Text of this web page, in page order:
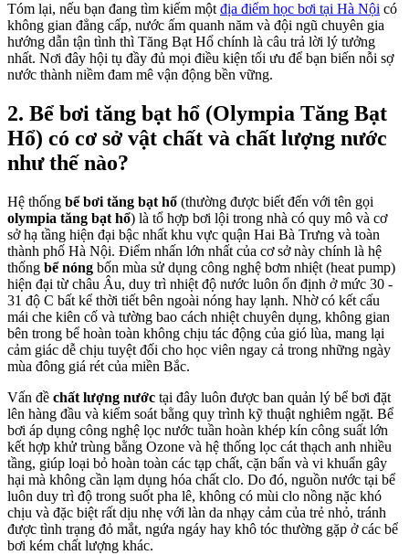
Tóm lại, nếu bạn đang tìm kiếm một địa điểm học bơi tại Hà Nội có
không gian đẳng cấp, nước ấm quanh năm và đội ngũ chuyên gia
hướng dẫn tận tình thì Tăng Bạt Hổ chính là câu trả lời lý tưởng
nhất. Nơi đây hội tụ đầy đủ mọi điều kiện tối ưu để bạn biến nỗi sợ
nước thành niềm đam mê vận động bền vững.
2. Bể bơi tăng bạt hổ (Olympia Tăng Bạt
Hổ) có cơ sở vật chất và chất lượng nước
như thế nào?
Hệ thống bể bơi tăng bạt hổ (thường được biết đến với tên gọi
olympia tăng bạt hổ) là tổ hợp bơi lội trong nhà có quy mô và cơ
sở hạ tầng hiện đại bậc nhất khu vực quận Hai Bà Trưng và toàn
thành phố Hà Nội. Điểm nhấn lớn nhất của cơ sở này chính là hệ
thống bể nóng bốn mùa sử dụng công nghệ bơm nhiệt (heat pump)
hiện đại từ châu Âu, duy trì nhiệt độ nước luôn ổn định ở mức 30 -
31 độ C bất kể thời tiết bên ngoài nóng hay lạnh. Nhờ có kết cấu
mái che kiên cố và tường bao cách nhiệt chuyên dụng, không gian
bên trong bể hoàn toàn không chịu tác động của gió lùa, mang lại
cảm giác dễ chịu tuyệt đối cho học viên ngay cả trong những ngày
mùa đông giá rét của miền Bắc.
Vấn đề chất lượng nước tại đây luôn được ban quản lý bể bơi đặt
lên hàng đầu và kiểm soát bằng quy trình kỹ thuật nghiêm ngặt. Bể
bơi áp dụng công nghệ lọc nước tuần hoàn khép kín công suất lớn
kết hợp khử trùng bằng Ozone và hệ thống lọc cát thạch anh nhiều
tầng, giúp loại bỏ hoàn toàn các tạp chất, cặn bẩn và vi khuẩn gây
hại mà không cần lạm dụng hóa chất clo. Do đó, nguồn nước tại bể
luôn duy trì độ trong suốt pha lê, không có mùi clo nồng nặc khó
chịu và đặc biệt rất dịu nhẹ với làn da nhạy cảm của trẻ nhỏ, tránh
được tình trạng đỏ mắt, ngứa ngáy hay khô tóc thường gặp ở các bể
bơi kém chất lượng khác.